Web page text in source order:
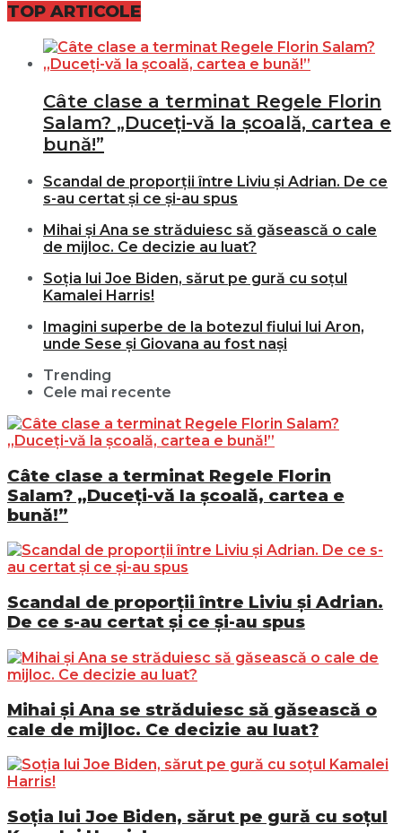
TOP ARTICOLE
Câte clase a terminat Regele Florin
Salam? „Duceți-vă la școală, cartea e
bună!”
Scandal de proporții între Liviu și Adrian. De ce
s-au certat și ce și-au spus
Mihai și Ana se străduiesc să găsească o cale
de mijloc. Ce decizie au luat?
Soția lui Joe Biden, sărut pe gură cu soțul
Kamalei Harris!
Imagini superbe de la botezul fiului lui Aron,
unde Sese și Giovana au fost nași
Trending
Cele mai recente
Câte clase a terminat Regele Florin
Salam? „Duceți-vă la școală, cartea e
bună!”
Scandal de proporții între Liviu și Adrian.
De ce s-au certat și ce și-au spus
Mihai și Ana se străduiesc să găsească o
cale de mijloc. Ce decizie au luat?
Soția lui Joe Biden, sărut pe gură cu soțul